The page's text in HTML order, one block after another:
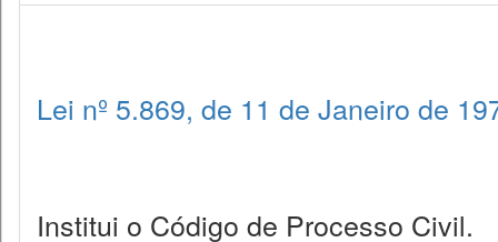
Lei nº 5.869, de 11 de Janeiro de
Institui o Código de Processo Civil.